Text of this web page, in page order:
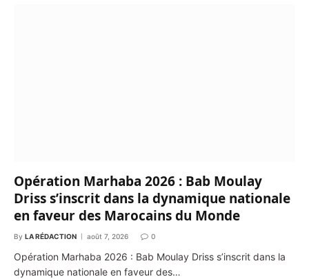
Opération Marhaba 2026 : Bab Moulay
Driss s’inscrit dans la dynamique nationale
en faveur des Marocains du Monde
By LA RÉDACTION août 7, 2026 0
Opération Marhaba 2026 : Bab Moulay Driss s’inscrit dans la
dynamique nationale en faveur des…